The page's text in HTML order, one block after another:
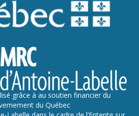
grâce à au soutien financier du
du Québec